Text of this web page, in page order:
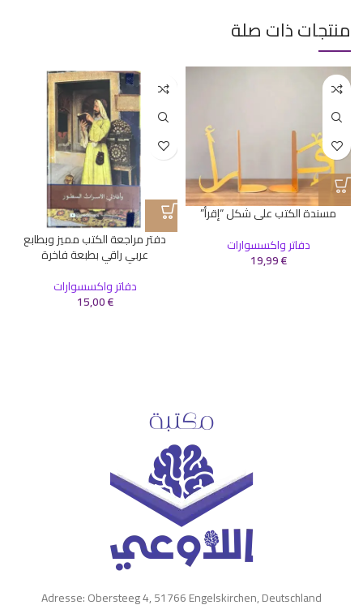
منتجات ذات صلة
مسندة الكتب على شكل “إقرأ”
دفاتر واكسسوارات
19,99€
دفتر مراجعة الكتب مميز وبطابع
عربي راقي بطبعة فاخرة
دفاتر واكسسوارات
15,00€
Adresse: Obersteeg 4, 51766 Engelskirchen, Deutschland